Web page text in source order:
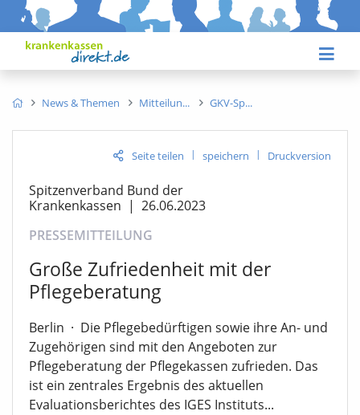
News & Themen Mitteilun GKV-Sp
Seite teilen | speichern | Druckversion
Spitzenverband Bund der
Krankenkassen | 26.06.2023
PRESSEMITTEILUNG
Große Zufriedenheit mit der
Pflegeberatung
Berlin · Die Pflegebedürftigen sowie ihre An- und
Zugehörigen sind mit den Angeboten zur
Pflegeberatung der Pflegekassen zufrieden. Das
ist ein zentrales Ergebnis des aktuellen
Evaluationsberichtes des IGES Instituts...